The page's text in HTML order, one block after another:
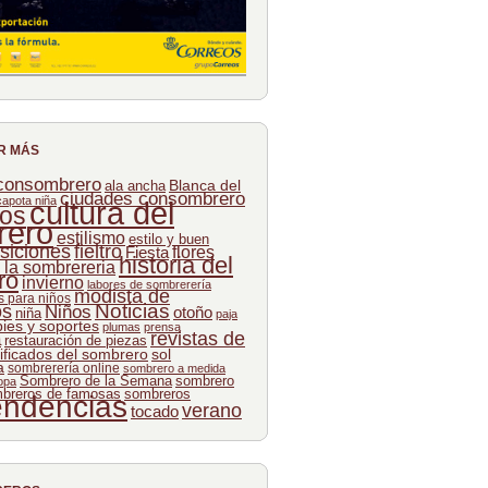
MÁS
ala ancha Blanca del
niña ciudades consombrero
cultura del
estilismo estilo y buen
fieltro Fiestaflores
la sombrereria historia del
invierno labores de sombrerería
para niños modista de
niña NiñosNoticiasotoño paja
y soportes plumas prensa
restauración de piezas revistas de
del sombrero sol
sombrerería online sombrero a medida
Sombrero de la Semana sombrero
de famosas sombreros
tocadoverano